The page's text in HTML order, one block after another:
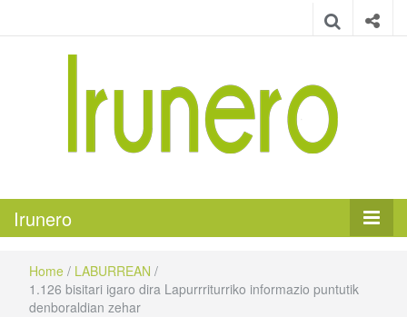
Irunero
Home / LABURREAN /
1.126 bisitari igaro dira Lapurrriturriko informazio puntutik
denboraldian zehar